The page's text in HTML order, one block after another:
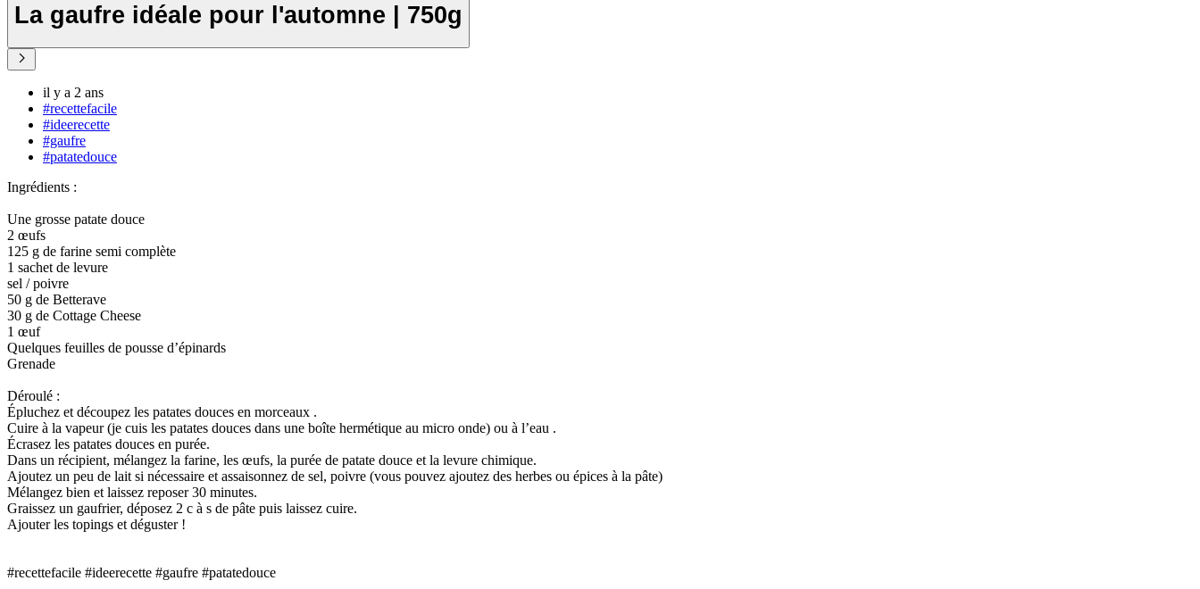
La gaufre idéale pour l'automne | 750g
il y a 2 ans
#recettefacile
#ideerecette
#gaufre
#patatedouce
Ingrédients :
Une grosse patate douce
2 œufs
125 g de farine semi complète
1 sachet de levure
sel / poivre
50 g de Betterave
30 g de Cottage Cheese
1 œuf
Quelques feuilles de pousse d’épinards
Grenade
Déroulé :
Épluchez et découpez les patates douces en morceaux .
Cuire à la vapeur (je cuis les patates douces dans une boîte hermétique au micro onde) ou à l’eau .
Écrasez les patates douces en purée.
Dans un récipient, mélangez la farine, les œufs, la purée de patate douce et la levure chimique.
Ajoutez un peu de lait si nécessaire et assaisonnez de sel, poivre (vous pouvez ajoutez des herbes ou épices à la pâte)
Mélangez bien et laissez reposer 30 minutes.
Graissez un gaufrier, déposez 2 c à s de pâte puis laissez cuire.
Ajouter les topings et déguster !
#recettefacile #ideerecette #gaufre #patatedouce